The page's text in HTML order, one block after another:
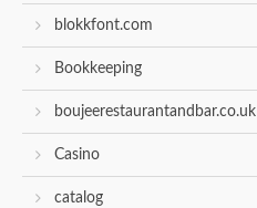
blokkfont.com
Bookkeeping
boujeerestaurantandbar.co.uk
Casino
catalog